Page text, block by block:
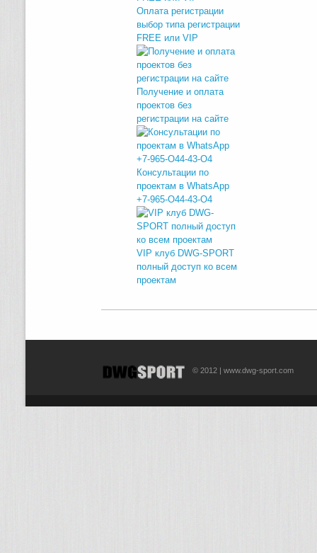
Оплата регистрации
выбор типа регистрации
FREE или VIP
Получение и оплата
проектов без
регистрации на сайте
Консультации по
проектам в WhatsApp
+7-965-O44-43-O4
VIP клуб DWG-SPORT
полный доступ ко всем
проектам
© 2012 | www.dwg-sport.com